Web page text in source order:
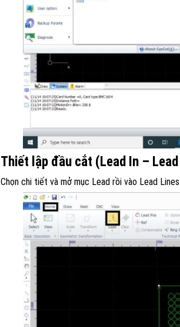
Thiết lập đầu cắt (Lead In –
Chọn chi tiết và mở mục Lead rồi vào Lead